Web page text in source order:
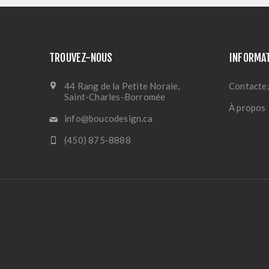
TROUVEZ-NOUS
44 Rang de la Petite Noraie,
Saint-Charles-Borromée
info@boucodesign.ca
(450) 875-8888
À propos